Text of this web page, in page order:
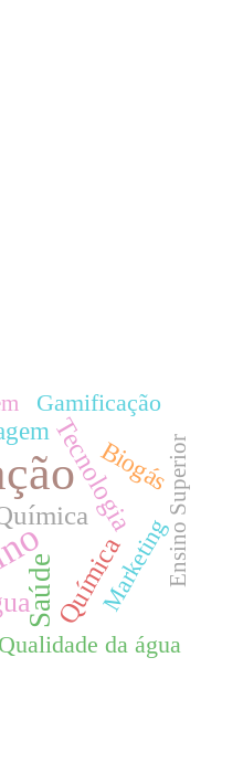
Saúde
Tecnologia
Química
Biogás
Qualidade da água
Marketing
Gamificação
Ensino Superior